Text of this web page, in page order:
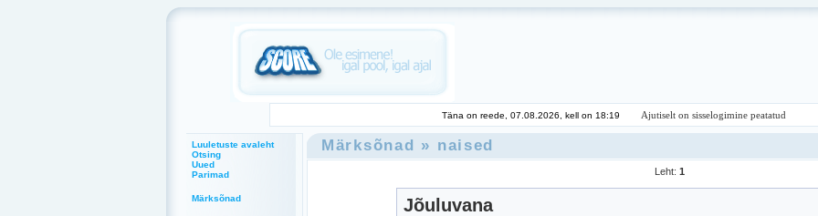
Täna on reede, 07.08.2026, kell on 18:19 Ajutiselt on sisselogimine peatatud
Luuletuste avaleht
Otsing
Uued
Parimad
Märksõnad
Märksõnad » naised
Leht: 1
Jõuluvana